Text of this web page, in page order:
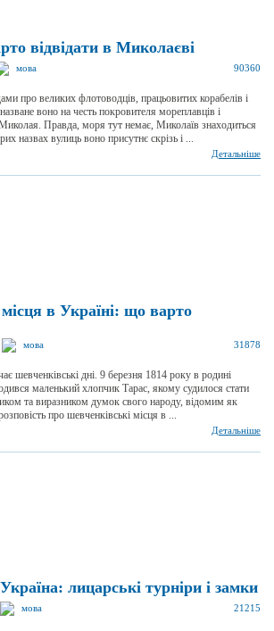
відвідати в Миколаєві
мова 90360
про великих флотоводців, працьовитих корабелів і
воно на честь покровителя мореплавців і
Правда, моря тут немає, Миколаїв знаходиться
назвах вулиць воно присутнє скрізь і ...
Детальніше
в Україні: що варто
мова 31878
шевченківські дні. 9 березня 1814 року в родині
маленький хлопчик Тарас, якому судилося стати
та виразником думок свого народу, відомим як
про шевченківські місця в ...
Детальніше
лицарські турніри і замки
мова 21215